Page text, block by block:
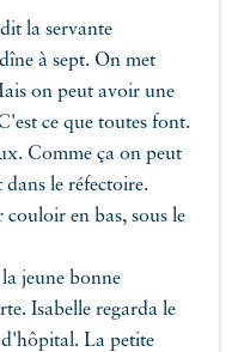
la servante
à sept. On met
on peut avoir une
ce que toutes font.
Comme ça on peut
le réfectoire.
couloir en bas, sous le
jeune bonne
Isabelle regarda le
La petite